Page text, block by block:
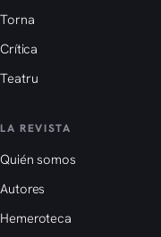
Torna
Crítica
Teatru
LA REVISTA
Quién somos
Autores
Hemeroteca